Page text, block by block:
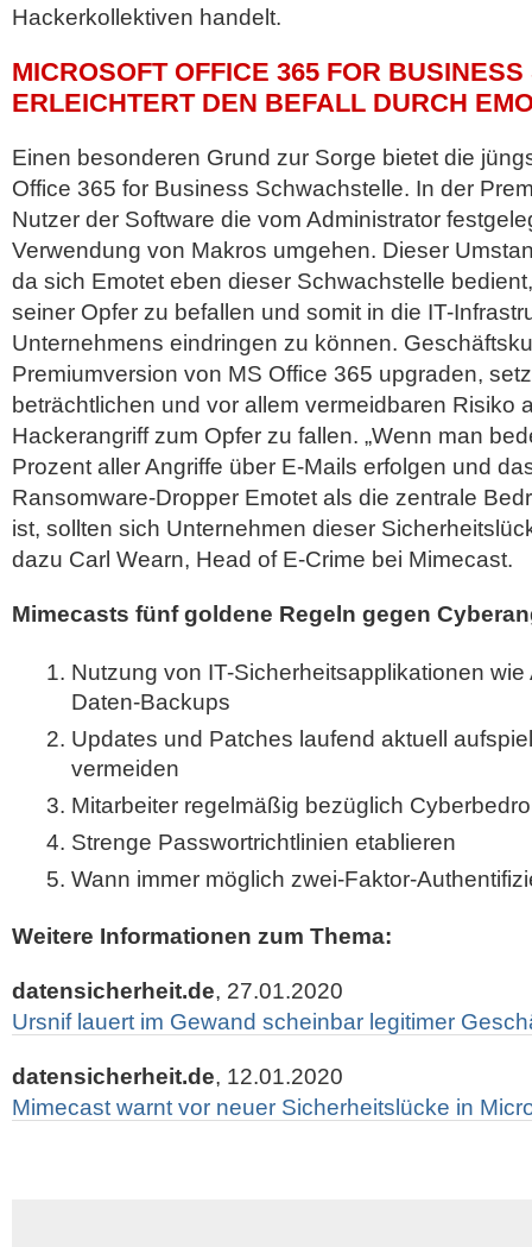
Hackerkollektiven handelt.
MICROSOFT OFFICE 365 FOR
ERLEICHTERT DEN BEFALL DURCH
Einen besonderen Grund zur Sorge bietet die
Office 365 for Business Schwachstelle. In der
Nutzer der Software die vom Administrator
Verwendung von Makros umgehen. Dieser
da sich Emotet eben dieser Schwachstelle
seiner Opfer zu befallen und somit in die IT-
Unternehmens eindringen zu können.
Premiumversion von MS Office 365 upgraden,
beträchtlichen und vor allem vermeidbaren Risiko
Hackerangriff zum Opfer zu fallen. „Wenn man
Prozent aller Angriffe über E-Mails erfolgen und
Ransomware-Dropper Emotet als die zentrale
ist, sollten sich Unternehmen dieser
dazu Carl Wearn, Head of E-Crime bei Mimecast.
Mimecasts fünf goldene Regeln gegen
Nutzung von IT-Sicherheitsapplikationen wie
Daten-Backups
Updates und Patches laufend aktuell
vermeiden
Mitarbeiter regelmäßig bezüglich
Strenge Passwortrichtlinien etablieren
Wann immer möglich zwei-Faktor-
Weitere Informationen zum Thema:
datensicherheit.de, 27.01.2020
Ursnif lauert im Gewand scheinbar legitimer
datensicherheit.de, 12.01.2020
Mimecast warnt vor neuer Sicherheitslücke in